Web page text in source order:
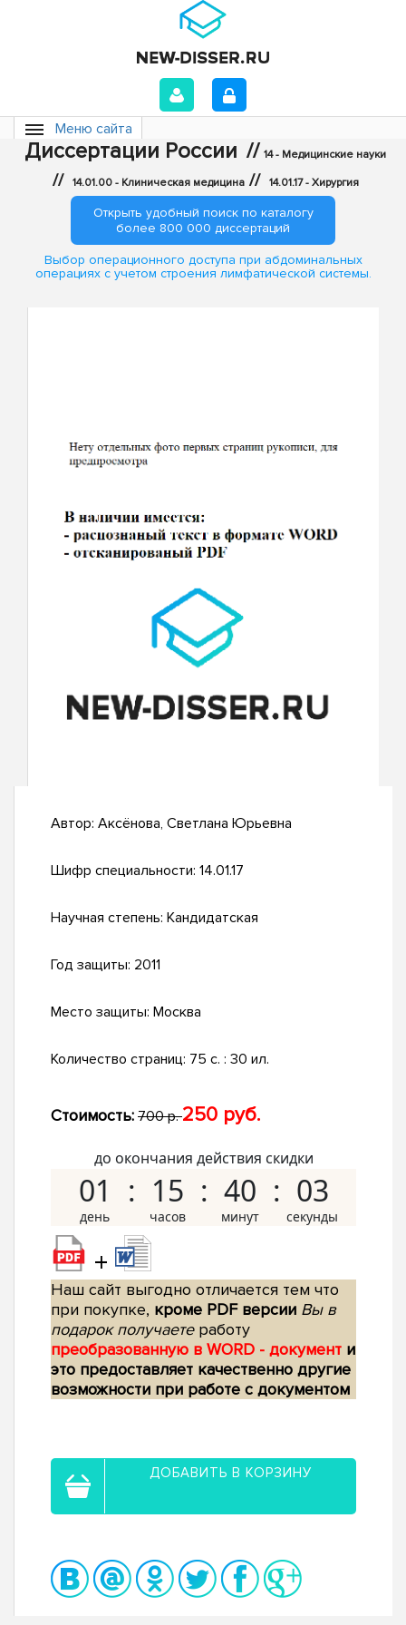
Меню сайта
Диссертации России // 14 - Медицинские науки
// 14.01.00 - Клиническая медицина // 14.01.17 - Хирургия
Открыть удобный поиск по каталогу
более 800 000 диссертаций
Выбор операционного доступа при абдоминальных
операциях с учетом строения лимфатической системы.
Автор: Аксёнова, Светлана Юрьевна
Шифр специальности: 14.01.17
Научная степень: Кандидатская
Год защиты: 2011
Место защиты: Москва
Количество страниц: 75 с. : 30 ил.
Стоимость: 700 р.250 руб.
до окончания действия скидки
01 15 40 02
+
Наш сайт выгодно отличается тем что
при покупке, кроме PDF версии Вы в
подарок получаетеработу
преобразованную в WORD - документ и
это предоставляет качественно другие
возможности при работе с документом
ДОБАВИТЬ В КОРЗИНУ